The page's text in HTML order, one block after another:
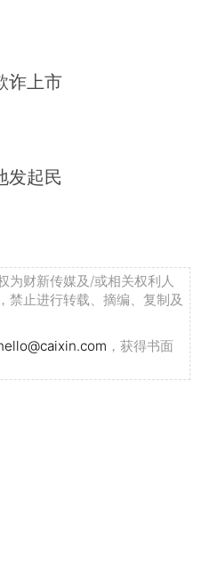
诈上市
发起民
为财新传媒及/或相关权利人
禁止进行转载、摘编、复制及
，获得书面